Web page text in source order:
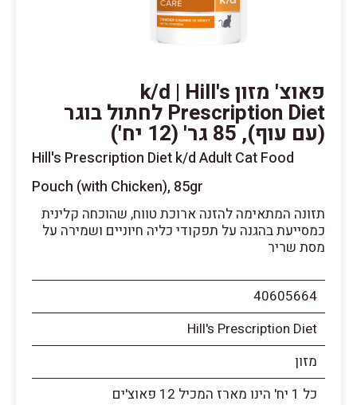
פאוצ' מזון k/d | Hill's
Prescription Diet לחתול בוגר
(עם עוף), 85 גר' (12 יח')
Hill's Prescription Diet k/d Adult Cat Food
Pouch (with Chicken), 85gr
תזונה המתאימה להזנה ארוכת טווח, שהוכחה קלינית
כמסייעת בהגנה על תפקודי כליה חיוניים ושמירה על
מסת שריר
40605664
Hill's Prescription Diet
מזון
כל 1 יח' הינו מארז המכיל 12 פאוצ'ים